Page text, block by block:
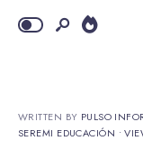
WRITTEN BY PULSO
SEREMI EDUCACIÓN •